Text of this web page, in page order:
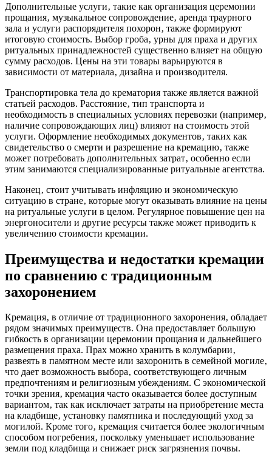
Дополнительные услуги‚ такие как организация церемонии
прощания‚ музыкальное сопровождение‚ аренда траурного
зала и услуги распорядителя похорон‚ также формируют
итоговую стоимость. Выбор гроба‚ урны для праха и других
ритуальных принадлежностей существенно влияет на общую
сумму расходов. Цены на эти товары варьируются в
зависимости от материала‚ дизайна и производителя.
Транспортировка тела до крематория также является важной
статьей расходов. Расстояние‚ тип транспорта и
необходимость в специальных условиях перевозки (например‚
наличие сопровождающих лиц) влияют на стоимость этой
услуги. Оформление необходимых документов‚ таких как
свидетельство о смерти и разрешение на кремацию‚ также
может потребовать дополнительных затрат‚ особенно если
этим занимаются специализированные ритуальные агентства.
Наконец‚ стоит учитывать инфляцию и экономическую
ситуацию в стране‚ которые могут оказывать влияние на цены
на ритуальные услуги в целом. Регулярное повышение цен на
энергоносители и другие ресурсы также может приводить к
увеличению стоимости кремации.
Преимущества и недостатки кремации
по сравнению с традиционным
захоронением
Кремация‚ в отличие от традиционного захоронения‚ обладает
рядом значимых преимуществ. Она предоставляет большую
гибкость в организации церемонии прощания и дальнейшего
размещения праха. Прах можно хранить в колумбарии‚
развеять в памятном месте или захоронить в семейной могиле‚
что дает возможность выбора‚ соответствующего личным
предпочтениям и религиозным убеждениям. С экономической
точки зрения‚ кремация часто оказывается более доступным
вариантом‚ так как исключает затраты на приобретение места
на кладбище‚ установку памятника и последующий уход за
могилой. Кроме того‚ кремация считается более экологичным
способом погребения‚ поскольку уменьшает использование
земли под кладбища и снижает риск загрязнения почвы.